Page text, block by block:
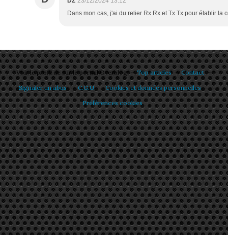
Dans mon cas, j'ai du relier Rx Rx et Tx Tx pour établir la
Voir le profil de sur le portail Overblog Top articles
Contact
Signaler un abus
C.G.U.
Cookies et données personnelles
Préférences cookies